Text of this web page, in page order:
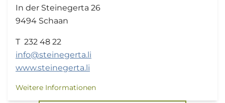
In der Steinegerta 26
9494 Schaan
T 232 48 22
info@steinegerta.li
www.steinegerta.li
Weitere Informationen